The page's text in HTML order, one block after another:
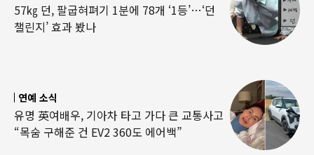
57㎏ 던, 팔굽혀펴기 1분에 78개 ‘1등’…‘던
챌린지’ 효과 봤나
연예 소식
유명 英여배우, 기아차 타고 가다 큰 교통사고
“목숨 구해준 건 EV2 360도 에어백”